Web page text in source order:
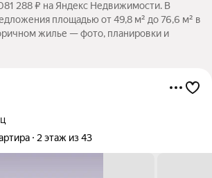
288 ₽ на Яндекс Недвижимости. В
площадью от 49,8 м² до 76,6 м² в
жилье — фото, планировки и
2 этаж из 43